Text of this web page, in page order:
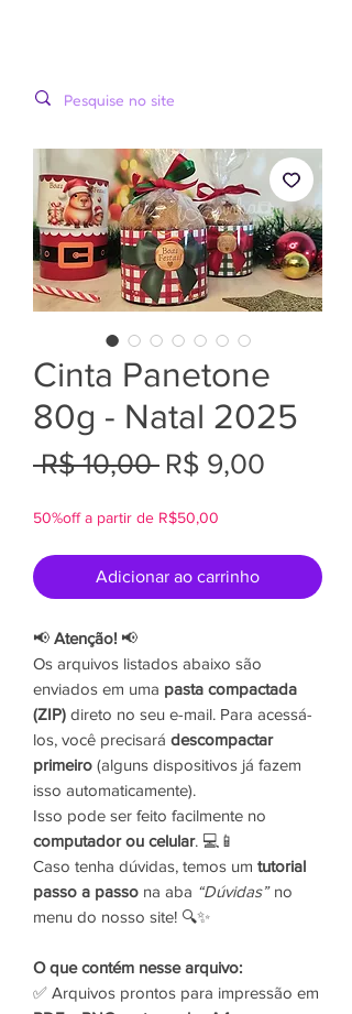
Cinta Panetone
80g - Natal 2025
R$ 10,00 Preço
R$ 9,00
50%off a partir de R$50,00
Adicionar ao carrinho
📢 Atenção! 📢
Os arquivos listados abaixo são
enviados em uma pasta compactada
(ZIP) direto no seu e-mail. Para acessá-
los, você precisará descompactar
primeiro (alguns dispositivos já fazem
isso automaticamente).
Isso pode ser feito facilmente no
computador ou celular. 💻📱
Caso tenha dúvidas, temos um tutorial
passo a passo na aba “Dúvidas”no
menu do nosso site! 🔍✨
O que contém nesse arquivo:
✅ Arquivos prontos para impressão em